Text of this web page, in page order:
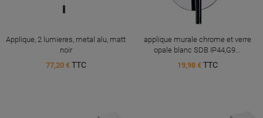
Applique, 2 lumieres, metal alu, matt
noir
77,20 € TTC
applique murale chrome et verre
opale blanc SDB IP44,G9...
19,98 € TTC